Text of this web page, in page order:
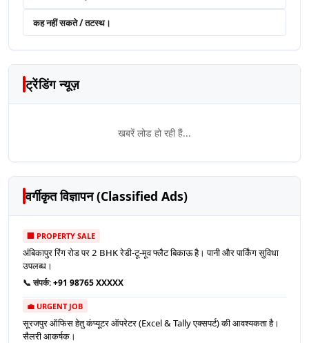
कह नहीं सकते / तटस्थ।
ट्रेंडिंग न्यूज़
खबरें लोड हो रही हैं...
वर्गीकृत विज्ञापन (Classified Ads)
🏢 PROPERTY SALE
अंबिकापुर रिंग रोड पर 2 BHK रेडी-टू-मूव फ्लैट बिकाऊ है। पानी और पार्किंग सुविधा
उपलब्ध।
📞 संपर्क:+91 98765 XXXXX
💼 URGENT JOB
सूरजपुर ऑफिस हेतु कंप्यूटर ऑपरेटर (Excel & Tally एक्सपर्ट) की आवश्यकता है।
सैलरी आकर्षक।